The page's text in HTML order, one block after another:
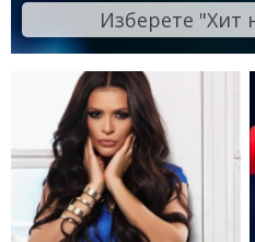
Изберете "Хит